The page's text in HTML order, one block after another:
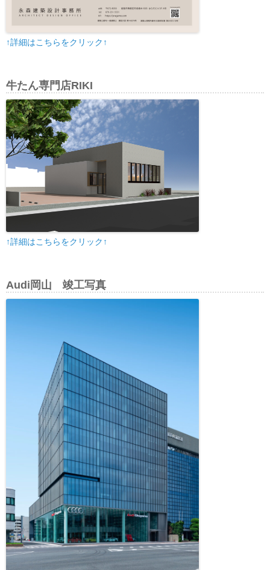
↑詳細はこちらをクリック↑
牛たん専門店RIKI
↑詳細はこちらをクリック↑
Audi岡山 竣工写真